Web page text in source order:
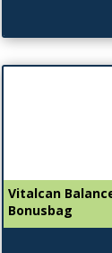
Vitalcan
Bonusbag